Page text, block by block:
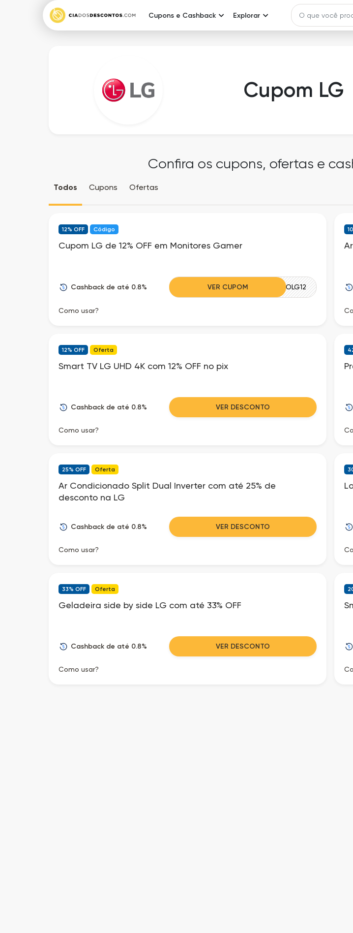
Cupons e Cashback Explorar
Cupom LG
Confira os cupons, ofertas e
Todos Cupons Ofertas
12% OFF Código
Cupom LG de 12% OFF em Monitores Gamer
Cashback de até 0.8% VER CUPOM FLUXOLG12
Como usar?
12% OFF Oferta
Smart TV LG UHD 4K com 12% OFF no pix
Cashback de até 0.8% VER DESCONTO
Como usar?
25% OFF Oferta
Ar Condicionado Split Dual Inverter com até 25% de
desconto na LG
Cashback de até 0.8% VER DESCONTO
Como usar?
33% OFF Oferta
Geladeira side by side LG com até 33% OFF
Cashback de até 0.8% VER DESCONTO
Como usar?